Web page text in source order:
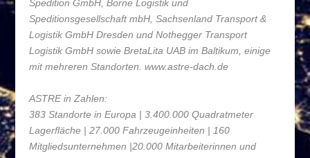
Spedition GmbH, Borne Logistik und
Speditionsgesellschaft mbH, Sachsenland Transport &
Logistik GmbH Dresden und Nothegger Transport
Logistik GmbH sowie BretaLita UAB im Baltikum, einige
mit mehreren Standorten. www.astre-dach.de
ASTRE in Zahlen:
383 Standorte in Europa | 3.400.000 Quadratmeter
Lagerfläche | 27.000 Fahrzeugeinheiten | 160
Mitgliedsunternehmen |20.000 Mitarbeiterinnen und